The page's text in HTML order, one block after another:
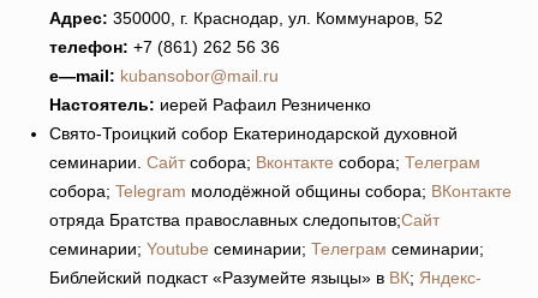
Адрес: 350000, г. Краснодар, ул. Коммунаров, 52
телефон: +7 (861) 262 56 36
e—mail: kubansobor@mail.ru
Настоятель: иерей Рафаил Резниченко
Свято-Троицкий собор Екатеринодарской духовной
семинарии. Сайтсобора; Вконтакте собора; Телеграм
собора; Telegram молодёжной общины собора; ВКонтакте
отряда Братства православных следопытов;Сайт
семинарии; Youtube семинарии; Телеграм семинарии;
Библейский подкаст «Разумейте языцы» в ВК; Яндекс-